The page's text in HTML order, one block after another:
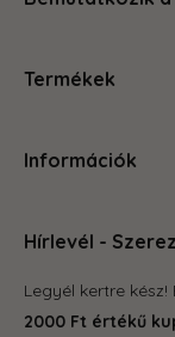
Segítünk, hogy a
megteszünk
hogy megleld
Termékek
Kerti kiegészítők
Otthon és konyha
Grill
Információk
Kapcsolat
Gardino
Hírlevél -
Legyél kertre
2000 Ft értékű